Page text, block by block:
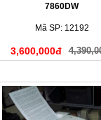
7860DW
Mã SP: 12192
3,600,000đ